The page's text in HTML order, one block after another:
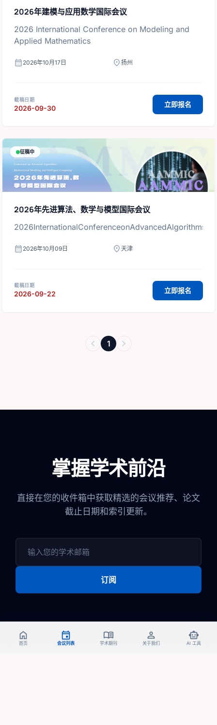
2026年建模与应用数学国际会议
2026 International Conference on Modeling and
Applied Mathematics
calendar_month 2026年10月17日 location_on 扬州
截稿日期
2026-09-30 立即报名
征稿中
2026年先进算法、数学与模型国际会议
calendar_month 2026年10月09日 location_on 天津
截稿日期
2026-09-22 立即报名
chevron_left 1 chevron_right
掌握学术前沿
直接在您的收件箱中获取精选的会议推荐、论文
截止日期和索引更新。
订阅
home
首页
event
会议列表
menu_book
学术期刊
person
关于我们
smart_toy
AI 工具